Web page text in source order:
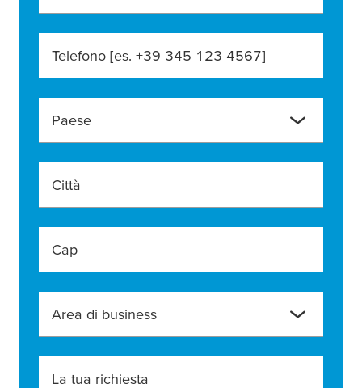
Telefono [es. +39 345 123 4567]
Paese
Città
Cap
Area di business
La tua richiesta